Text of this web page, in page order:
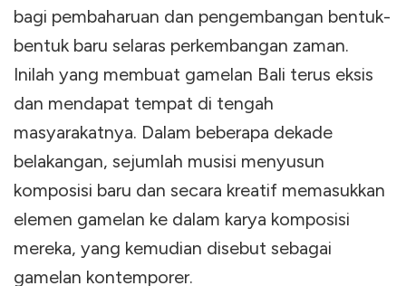
bagi pembaharuan dan pengembangan bentuk-
bentuk baru selaras perkembangan zaman.
Inilah yang membuat gamelan Bali terus eksis
dan mendapat tempat di tengah
masyarakatnya. Dalam beberapa dekade
belakangan, sejumlah musisi menyusun
komposisi baru dan secara kreatif memasukkan
elemen gamelan ke dalam karya komposisi
mereka, yang kemudian disebut sebagai
gamelan kontemporer.